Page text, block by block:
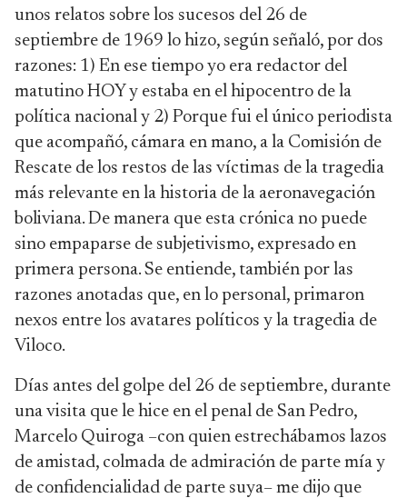
unos relatos sobre los sucesos del 26 de
septiembre de 1969 lo hizo, según señaló, por dos
razones: 1) En ese tiempo yo era redactor del
matutino HOY y estaba en el hipocentro de la
política nacional y 2) Porque fui el único periodista
que acompañó, cámara en mano, a la Comisión de
Rescate de los restos de las víctimas de la tragedia
más relevante en la historia de la aeronavegación
boliviana. De manera que esta crónica no puede
sino empaparse de subjetivismo, expresado en
primera persona. Se entiende, también por las
razones anotadas que, en lo personal, primaron
nexos entre los avatares políticos y la tragedia de
Viloco.
Días antes del golpe del 26 de septiembre, durante
una visita que le hice en el penal de San Pedro,
Marcelo Quiroga –con quien estrechábamos lazos
de amistad, colmada de admiración de parte mía y
de confidencialidad de parte suya– me dijo que